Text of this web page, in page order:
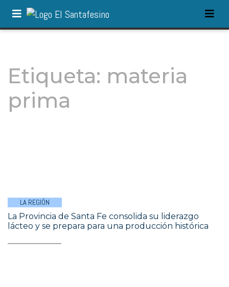
Etiqueta: materia
prima
LA REGIÓN
La Provincia de Santa Fe consolida su liderazgo
lácteo y se prepara para una producción histórica